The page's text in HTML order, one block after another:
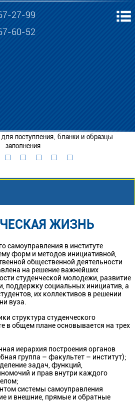
27-99
60-52
поступления, бланки и образцы
заполнения
место
ЖИЗНЬ
самоуправления в институте
форм и методов инициативной,
общественной деятельности
на решение важнейших
студенческой молодежи, развитие
поддержку социальных инициатив, а
их коллективов в решении
вуза.
структура студенческого
в общем плане основывается на трех
иерархия построения органов
группа – факультет – институт);
задач, функций,
и прав внутри каждого
системы самоуправления
и внешние, прямые и обратные